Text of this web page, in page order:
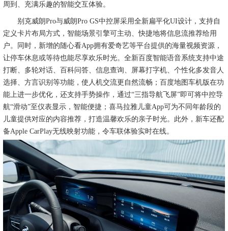
周到、充满乐趣的智能交互体验。
别克威朗Pro与威朗Pro GS中控屏采用全新扁平化UI设计，支持自
定义卡片布局方式，智能场景引擎可主动、快捷地将信息流推荐给用
户。同时，新增的随心看App拥有爱奇艺等平台提供的海量视频资源，
让停车休息或等待也能尽享欢乐时光。全新百度智能语音系统支持中途
打断、多轮对话、百科问答、信息查询、屏幕打字机、个性化多发音人
选择、方言识别等功能，使人机交流更自然流畅；百度地图车机版在功
能上进一步优化，还支持手势操作，通过“三指导航飞屏”即可将中控导
航“滑动”至仪表显示，智能便捷；喜马拉雅儿童App可为不同年龄段的
儿童提供对应的内容推荐，打造温馨欢乐的亲子时光。此外，新车还配
备Apple CarPlay无线映射功能，令车联体验实时在线。